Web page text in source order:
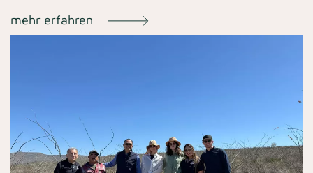
mehr erfahren